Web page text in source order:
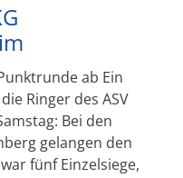
ab Ein
Ringer des ASV
Bei den
gelangen den
fünf Einzelsiege,